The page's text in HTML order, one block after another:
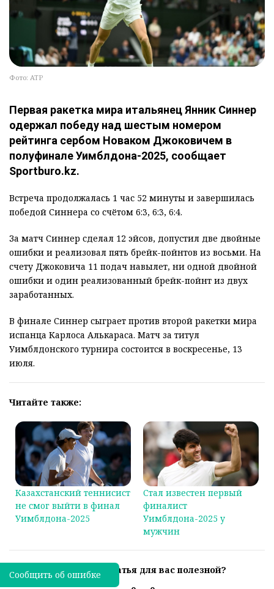
Фото: ATP
Первая ракетка мира итальянец Янник Синнер
одержал победу над шестым номером
рейтинга сербом Новаком Джоковичем в
полуфинале Уимблдона-2025, сообщает
Sportburo.kz.
Встреча продолжалась 1 час 52 минуты и завершилась
победой Синнера со счётом 6:3, 6:3, 6:4.
За матч Синнер сделал 12 эйсов, допустил две двойные
ошибки и реализовал пять брейк-пойнтов из восьми. На
счету Джоковича 11 подач навылет, ни одной двойной
ошибки и один реализованный брейк-пойнт из двух
заработанных.
В финале Синнер сыграет против второй ракетки мира
испанца Карлоса Алькараса. Матч за титул
Уимблдонского турнира состоится в воскресенье, 13
июля.
Читайте также:
Казахстанский теннисист
не смог выйти в финал
Уимблдона-2025
Стал известен первый
финалист
Уимблдона-2025 у
мужчин
Была ли эта статья для вас полезной?
Сообщить об ошибке